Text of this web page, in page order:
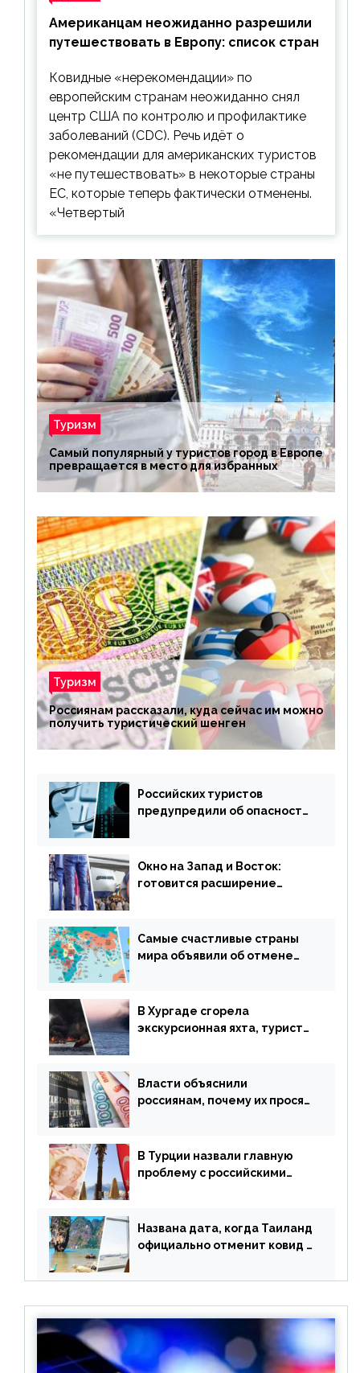
Американцам неожиданно разрешили
путешествовать в Европу: список стран
Ковидные «нерекомендации» по
европейским странам неожиданно снял
центр США по контролю и профилактике
заболеваний (CDC). Речь идёт о
рекомендации для американских туристов
«не путешествовать» в некоторые страны
ЕС, которые теперь фактически отменены.
«Четвертый
Туризм
Самый популярный у туристов город в Европе
превращается в место для избранных
Туризм
Россиянам рассказали, куда сейчас им можно
получить туристический шенген
Российских туристов
предупредили об опасности
Окно на Запад и Восток:
готовится расширение
Самые счастливые страны
мира объявили об отмене
В Хургаде сгорела
экскурсионная яхта, туристы
Власти объяснили
россиянам, почему их просят
В Турции назвали главную
проблему с российскими
Названа дата, когда Таиланд
официально отменит ковид и